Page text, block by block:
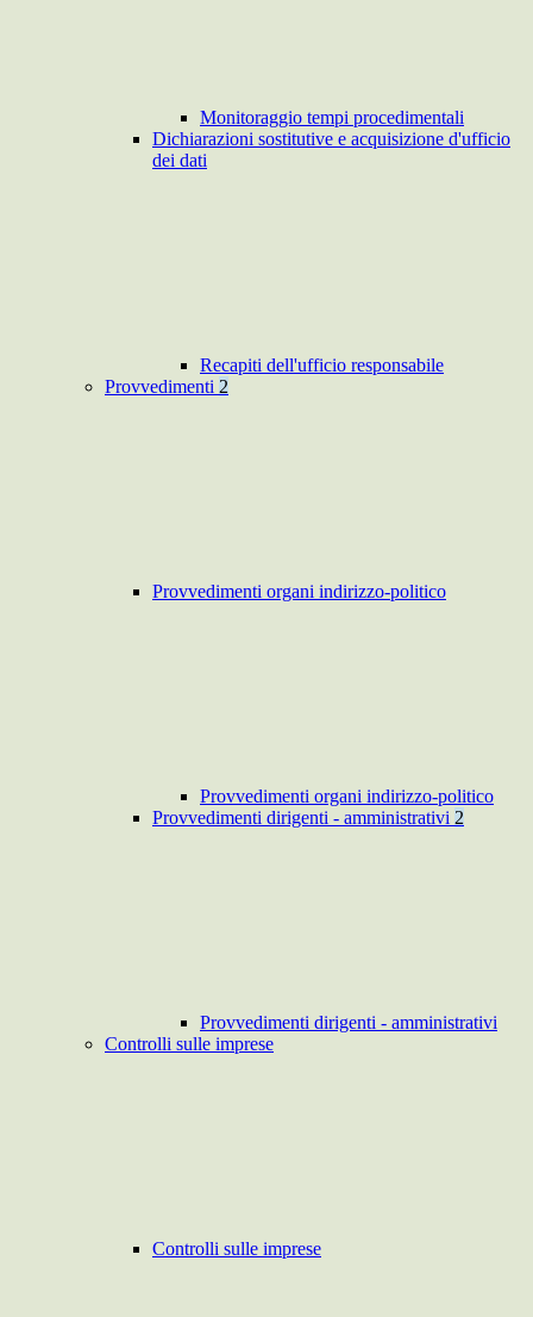
Monitoraggio tempi procedimentali
Dichiarazioni sostitutive e acquisizione d'ufficio
dei dati
Recapiti dell'ufficio responsabile
Provvedimenti 2
Provvedimenti organi indirizzo-politico
Provvedimenti organi indirizzo-politico
Provvedimenti dirigenti - amministrativi 2
Provvedimenti dirigenti - amministrativi
Controlli sulle imprese
Controlli sulle imprese